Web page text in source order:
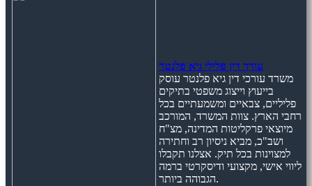
עורך דין פלילי גיא פלנטר
משרד עורכי דין גיא פלנטר עוסק
בייעוץ וייצוג משפטי בתיקים
פליליים, צבאיים ומשמעתיים בכל
רחבי הארץ. צוות המשרד, המורכב
מיוצאי פרקליטות המדינה, מצ"ח
ושב"כ, מביא ניסיון רב וחתירה
למצוינות בכל תיק. אצלנו תקבלו
ליווי אישי, מקצועי ודיסקרטי ברמה
הגבוהה ביותר.